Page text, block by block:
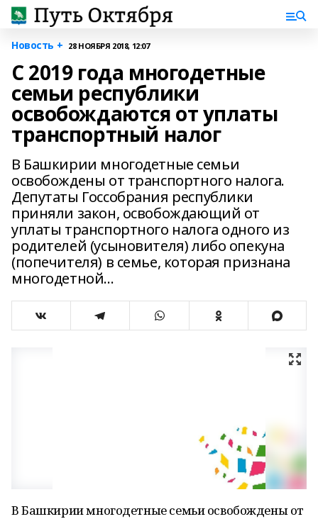
Новость + 28 НОЯБРЯ 2018, 12:07
С 2019 года многодетные
семьи республики
освобождаются от уплаты
транспортный налог
В Башкирии многодетные семьи
освобождены от транспортного налога.
Депутаты Госсобрания республики
приняли закон, освобождающий от
уплаты транспортного налога одного из
родителей (усыновителя) либо опекуна
(попечителя) в семье, которая признана
многодетной...
В Башкирии многодетные семьи освобождены от